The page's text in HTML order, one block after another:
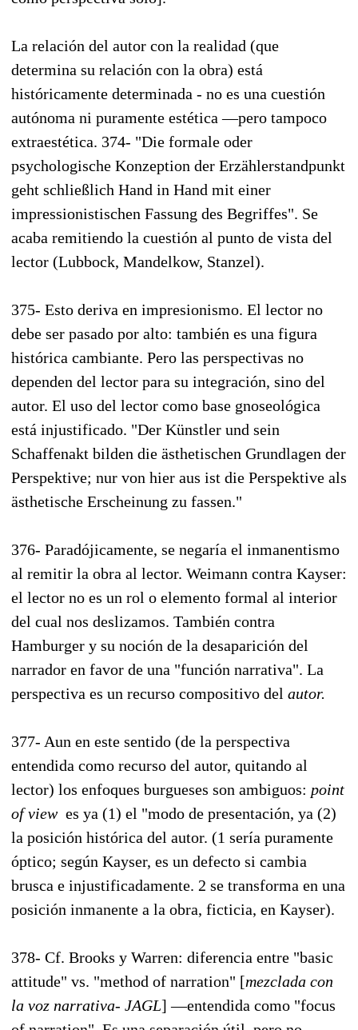
La relación del autor con la realidad (que
determina su relación con la obra) está
históricamente determinada - no es una cuestión
autónoma ni puramente estética —pero tampoco
extraestética. 374- "Die formale oder
psychologische Konzeption der Erzählerstandpunkt
geht schließlich Hand in Hand mit einer
impressionistischen Fassung des Begriffes". Se
acaba remitiendo la cuestión al punto de vista del
lector (Lubbock, Mandelkow, Stanzel).
375- Esto deriva en impresionismo. El lector no
debe ser pasado por alto: también es una figura
histórica cambiante. Pero las perspectivas no
dependen del lector para su integración, sino del
autor. El uso del lector como base gnoseológica
está injustificado. "Der Künstler und sein
Schaffenakt bilden die ästhetischen Grundlagen der
Perspektive; nur von hier aus ist die Perspektive als
ästhetische Erscheinung zu fassen."
376- Paradójicamente, se negaría el inmanentismo
al remitir la obra al lector. Weimann contra Kayser:
el lector no es un rol o elemento formal al interior
del cual nos deslizamos. También contra
Hamburger y su noción de la desaparición del
narrador en favor de una "función narrativa". La
perspectiva es un recurso compositivo del autor.
377- Aun en este sentido (de la perspectiva
entendida como recurso del autor, quitando al
lector) los enfoques burgueses son ambiguos: point
of view es ya (1) el "modo de presentación, ya (2)
la posición histórica del autor. (1 sería puramente
óptico; según Kayser, es un defecto si cambia
brusca e injustificadamente. 2 se transforma en una
posición inmanente a la obra, ficticia, en Kayser).
378- Cf. Brooks y Warren: diferencia entre "basic
attitude" vs. "method of narration" [mezclada con
la voz narrativa- JAGL] —entendida como "focus